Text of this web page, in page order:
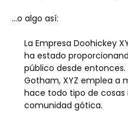
…o algo así:
La Empresa Doohickey
ha estado
público desde
Gotham, XYZ emplea a
hace todo tipo de
comunidad gótica.